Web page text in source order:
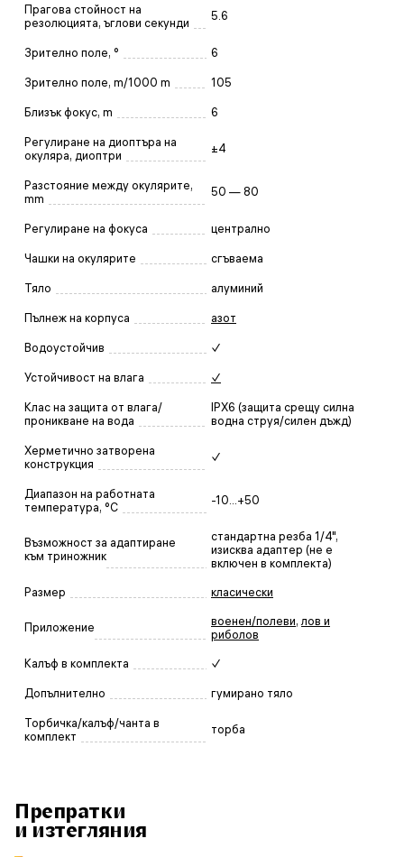
Прагова стойност на
резолюцията, ъглови секунди
5.6
Зрително поле, ° 6
Зрително поле, m/1000 m 105
Близък фокус, m 6
Регулиране на диоптъра на
окуляра, диоптри
±4
Разстояние между окулярите,
mm
50 — 80
Регулиране на фокуса централно
Чашки на окулярите сгъваема
Тяло алуминий
Пълнеж на корпуса азот
Водоустойчив ✓
Устойчивост на влага ✓
Клас на защита от влага/
проникване на вода
IPX6 (защита срещу силна
водна струя/силен дъжд)
Херметично затворена
конструкция
✓
Диапазон на работната
температура, °C
-10...+50
Възможност за адаптиране
към триножник
стандартна резба 1/4",
изисква адаптер (не е
включен в комплекта)
Размер класически
Приложение военен/полеви, лов и
риболов
Калъф в комплекта ✓
Допълнително гумирано тяло
Торбичка/калъф/чанта в
комплект
торба
Препратки
и изтегляния